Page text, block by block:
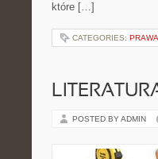
które […]
CATEGORIES:
POSTED BY ADMIN